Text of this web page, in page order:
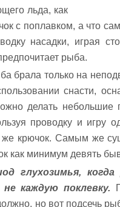
льда, как
с поплавком, а что
насадки, играя
рыба.
брала только на
снасти,
делать небольшие
проводку и игру
крючок. Самым же
как минимум девять
глухозимья, когда
каждую поклевку.
но вот подсечь